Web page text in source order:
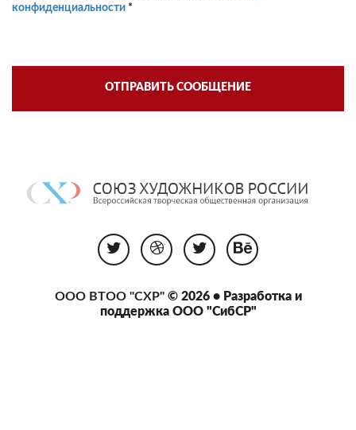
конфиденциальности *
ОТПРАВИТЬ СООБЩЕНИЕ
ООО ВТОО "СХР"© 2026 • Разработка и
поддержка ООО "СибСР"